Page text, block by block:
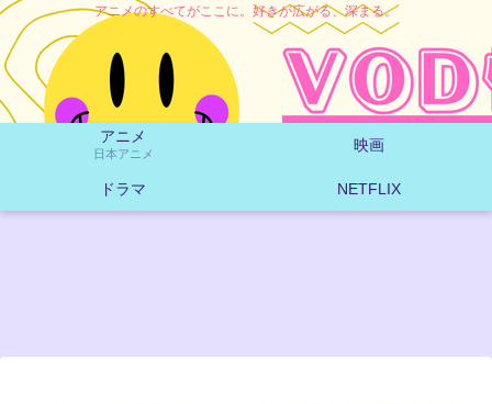
アニメのすべてがここに。好きが広がる、深まる。
アニメ
日本アニメ 映画
ドラマ NETFLIX